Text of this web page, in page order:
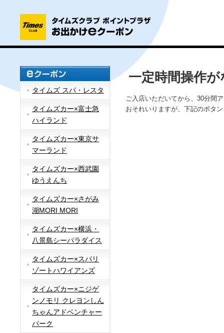
タイムズ スパ・レスタ
タイムズカー×富士急
ハイランド
タイムズカー×東京サ
マーランド
タイムズカー×西武園
ゆうえんち
タイムズカー×さがみ
湖MORI MORI
タイムズカー×横浜・
八景島シーパラダイス
タイムズカー×スパリ
ゾートハワイアンズ
タイムズカー×ニジゲ
ンノモリ クレヨンしん
ちゃんアドベンチャー
パーク
一定時間操作
ご入店いただいてから、30分間
おそれいりますが、下記のボタ